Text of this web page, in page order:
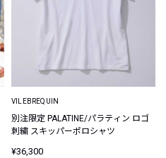
VILEBREQUIN
別注限定 PALATINE/パラティン ロゴ
刺繍 スキッパーポロシャツ
¥36,300